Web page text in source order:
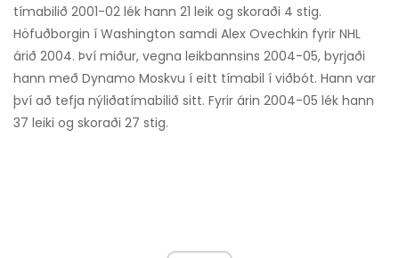
tímabilið 2001-02 lék hann 21 leik og skoraði 4 stig.
Höfuðborgin í Washington samdi Alex Ovechkin fyrir NHL
árið 2004. Því miður, vegna leikbannsins 2004-05, byrjaði
hann með Dynamo Moskvu í eitt tímabil í viðbót. Hann var
því að tefja nýliðatímabilið sitt. Fyrir árin 2004-05 lék hann
37 leiki og skoraði 27 stig.